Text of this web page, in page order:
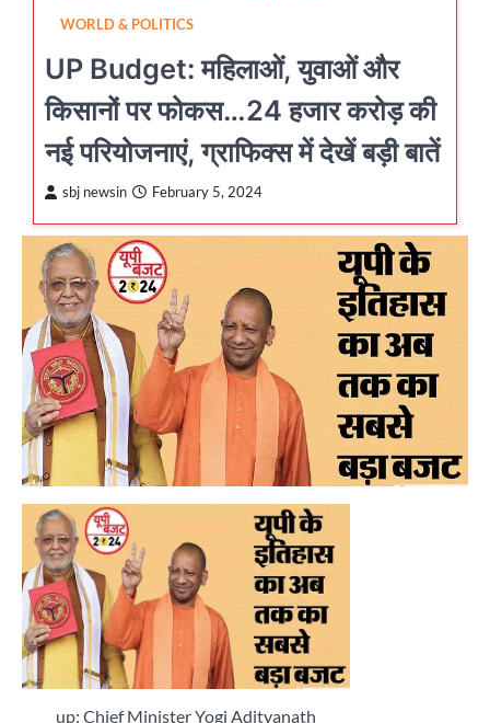
WORLD & POLITICS
UP Budget: महिलाओं, युवाओं और
किसानों पर फोकस…24 हजार करोड़ की
नई परियोजनाएं, ग्राफिक्स में देखें बड़ी बातें
sbj newsin February 5, 2024
up: Chief Minister Yogi Adityanath